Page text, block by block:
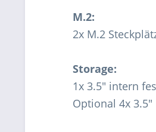
M.2:
2x M.2
Storage:
1x 3.5" intern
Optional 4x